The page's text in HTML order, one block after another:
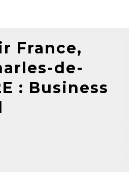
France,
de-
: Business